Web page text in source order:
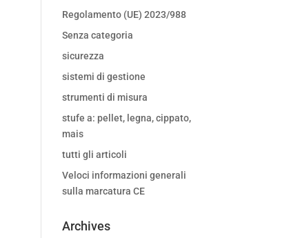
Regolamento (UE) 2023/988
Senza categoria
sicurezza
sistemi di gestione
strumenti di misura
stufe a: pellet, legna, cippato,
mais
tutti gli articoli
Veloci informazioni generali
sulla marcatura CE
Archives